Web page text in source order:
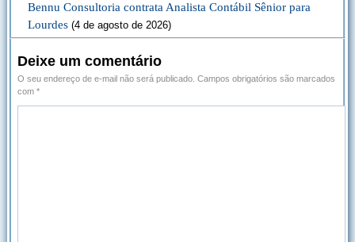
Bennu Consultoria contrata Analista Contábil Sênior para
Lourdes (4 de agosto de 2026)
Deixe um comentário
O seu endereço de e-mail não será publicado. Campos obrigatórios são marcados
com *